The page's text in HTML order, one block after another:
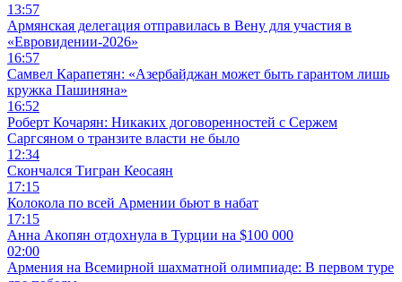
13:57
Армянская делегация отправилась в Вену для участия в
«Евровидении-2026»
16:57
Самвел Карапетян: «Азербайджан может быть гарантом лишь
кружка Пашиняна»
16:52
Роберт Кочарян: Никаких договоренностей с Сержем
Саргсяном о транзите власти не было
12:34
Скончался Тигран Кеосаян
17:15
Колокола по всей Армении бьют в набат
17:15
Анна Акопян отдохнула в Турции на $100 000
02:00
Армения на Всемирной шахматной олимпиаде: В первом туре